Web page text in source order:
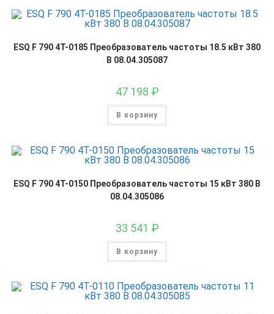
ESQ F 790 4T-0185 Преобразователь частоты 18.5 кВт 380
В 08.04.305087
47 198 ₽
В корзину
ESQ F 790 4T-0150 Преобразователь частоты 15 кВт 380 В
08.04.305086
33 541 ₽
В корзину